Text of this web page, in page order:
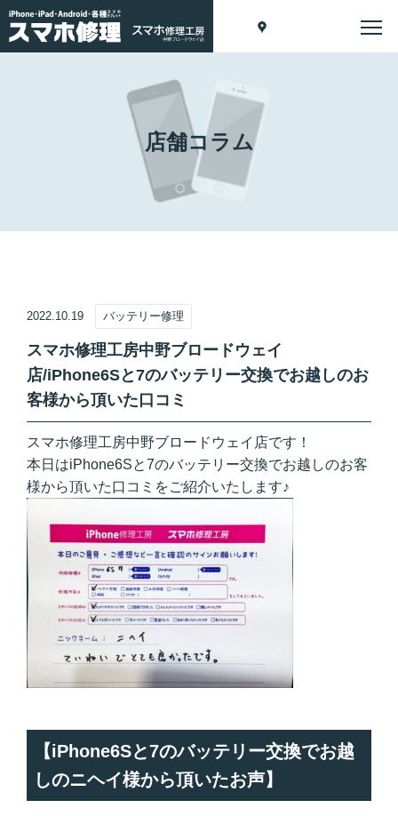
店舗コラム
2022.10.19 バッテリー修理
スマホ修理工房中野ブロードウェイ
店/iPhone6Sと7のバッテリー交換でお越しのお
客様から頂いた口コミ
スマホ修理工房中野ブロードウェイ店です！
本日はiPhone6Sと7のバッテリー交換でお越しのお客
様から頂いた口コミをご紹介いたします♪
【iPhone6Sと7のバッテリー交換でお越
しのニヘイ様から頂いたお声】